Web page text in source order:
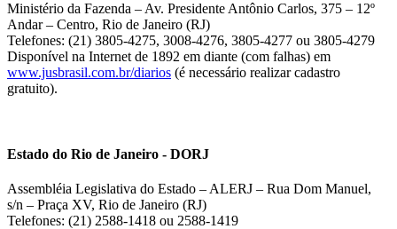
Ministério da Fazenda – Av. Presidente Antônio Carlos, 375 – 12º
Andar – Centro, Rio de Janeiro (RJ)
Telefones: (21) 3805-4275, 3008-4276, 3805-4277 ou 3805-4279
Disponível na Internet de 1892 em diante (com falhas) em
www.jusbrasil.com.br/diarios (é necessário realizar cadastro
gratuito).
Estado do Rio de Janeiro - DORJ
Assembléia Legislativa do Estado – ALERJ – Rua Dom Manuel,
s/n – Praça XV, Rio de Janeiro (RJ)
Telefones: (21) 2588-1418 ou 2588-1419